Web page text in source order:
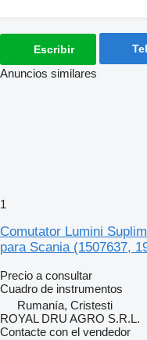
Escribir
Anuncios similares
1
Comutator Lumini
para Scania (1507637,
Precio a consultar
Cuadro de instrumentos
Rumanía, Cristesti
ROYAL DRU AGRO S.R.L.
Contacte con el vendedor